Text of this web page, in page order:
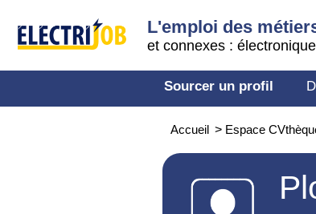
L'emploi des
et connexes :
Sourcer un profil
Accueil > Espace